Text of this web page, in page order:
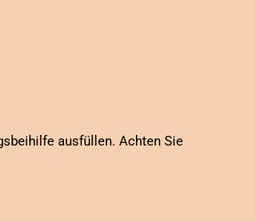
ausfüllen. Achten Sie